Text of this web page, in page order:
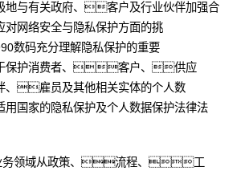
与有关政府、客户及行业伙伴加强合
网络安全与隐私保护方面的挑
码充分理解隐私保护的重要
护消费者、客户、供应
雇员及其他相关实体的个人数
家的隐私保护及个人数据保护法律法
务领域从政策、流程、工